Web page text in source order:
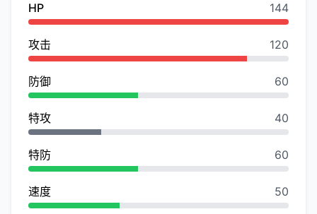
HP 144
攻击 120
防御 60
特攻 40
特防 60
速度 50